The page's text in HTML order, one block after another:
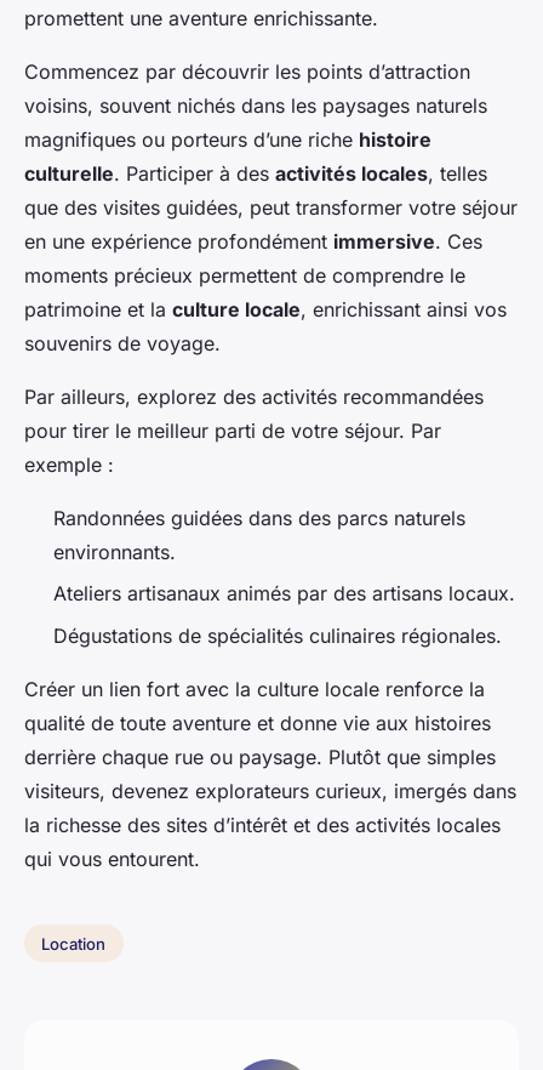
promettent une aventure enrichissante.
Commencez par découvrir les points d’attraction
voisins, souvent nichés dans les paysages naturels
magnifiques ou porteurs d’une riche histoire
culturelle. Participer à des activités locales, telles
que des visites guidées, peut transformer votre séjour
en une expérience profondément immersive. Ces
moments précieux permettent de comprendre le
patrimoine et la culture locale, enrichissant ainsi vos
souvenirs de voyage.
Par ailleurs, explorez des activités recommandées
pour tirer le meilleur parti de votre séjour. Par
exemple :
Randonnées guidées dans des parcs naturels
environnants.
Ateliers artisanaux animés par des artisans locaux.
Dégustations de spécialités culinaires régionales.
Créer un lien fort avec la culture locale renforce la
qualité de toute aventure et donne vie aux histoires
derrière chaque rue ou paysage. Plutôt que simples
visiteurs, devenez explorateurs curieux, imergés dans
la richesse des sites d’intérêt et des activités locales
qui vous entourent.
Location